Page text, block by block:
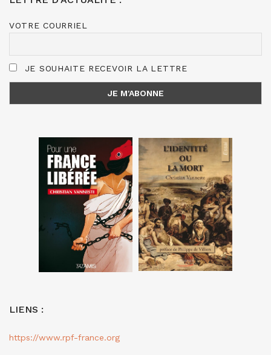
VOTRE COURRIEL
JE SOUHAITE RECEVOIR LA LETTRE
LIENS :
https://www.rpf-france.org